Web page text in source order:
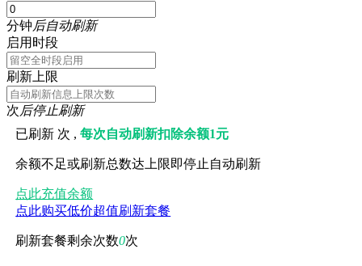
分钟后自动刷新
启用时段
刷新上限
次后停止刷新
已刷新 次 ,每次自动刷新扣除余额1元
余额不足或刷新总数达上限即停止自动刷新
点此充值余额
点此购买低价超值刷新套餐
刷新套餐剩余次数0次